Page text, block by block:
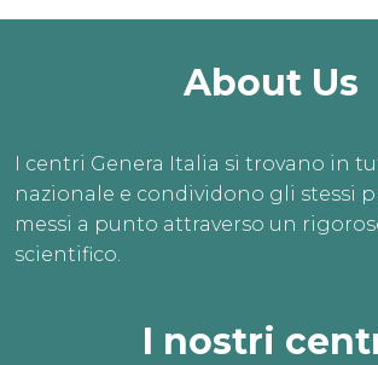
About Us
I centri Genera Italia si trovano in
nazionale e condividono gli stessi
messi a punto attraverso un
scientifico.
I nostri